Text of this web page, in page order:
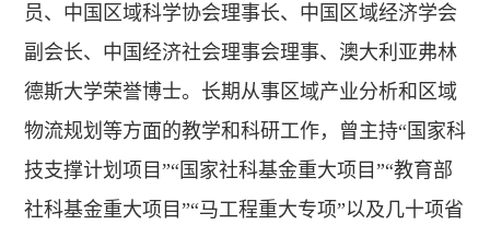
员、中国区域科学协会理事长、中国区域经济学会
副会长、中国经济社会理事会理事、澳大利亚弗林
德斯大学荣誉博士。长期从事区域产业分析和区域
物流规划等方面的教学和科研工作，曾主持“国家科
技支撑计划项目”“国家社科基金重大项目”“教育部
社科基金重大项目”“马工程重大专项”以及几十项省